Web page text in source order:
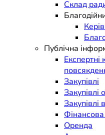
Склад
Публічна
Закупівлі
Закупівлі
Закупівлі
Фінансова
Оренда